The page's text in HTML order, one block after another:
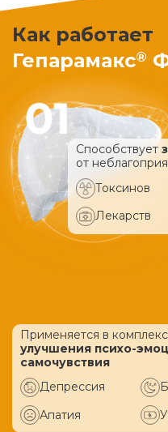
Как работает
Гепарамакс®
Способствует
от
Токсинов
Лекарств
Применяется в
улучшения психо-
самочувствия
Депрессия
Апатия